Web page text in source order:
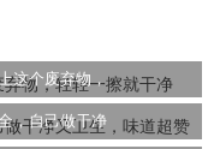
这个废弃物，
，自己做干净